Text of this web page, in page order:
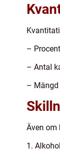
–
– Antal
– Mängd
Även om
1.